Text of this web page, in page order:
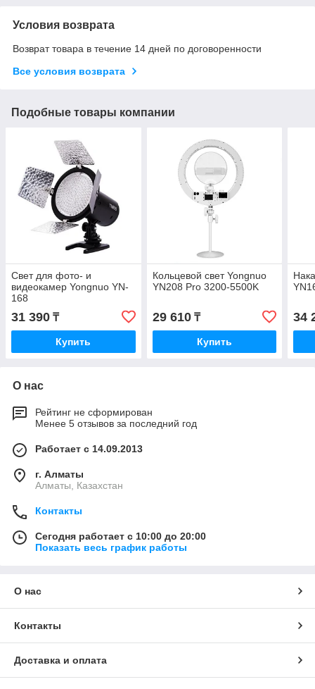
Условия возврата
Возврат товара в течение 14 дней по договоренности
Все условия возврата
Подобные товары компании
Свет для фото- и
видеокамер Yongnuo YN-
168
31 390 ₸
Купить
Кольцевой свет Yongnuo
YN208 Pro 3200-5500K
29 610₸
Купить
34
О нас
Рейтинг не сформирован
Менее 5 отзывов за последний год
Работает с 14.09.2013
г. Алматы
Алматы, Казахстан
Контакты
Сегодня работает с 10:00 до 20:00
Показать весь график работы
О нас
Контакты
Доставка и оплата